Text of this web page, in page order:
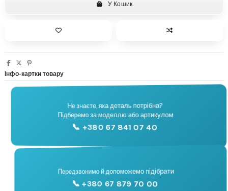
У Кошик
Інфо-картки товару
🔧
Підбір запчастин
Не знаєте, яка деталь потрібна?
Підберемо за моделлю або артикулом
📞 +380 67 841 07 40
📞
Консультація
Передзвонимо й допоможемо підібрати
📞 +380 67 879 70 00